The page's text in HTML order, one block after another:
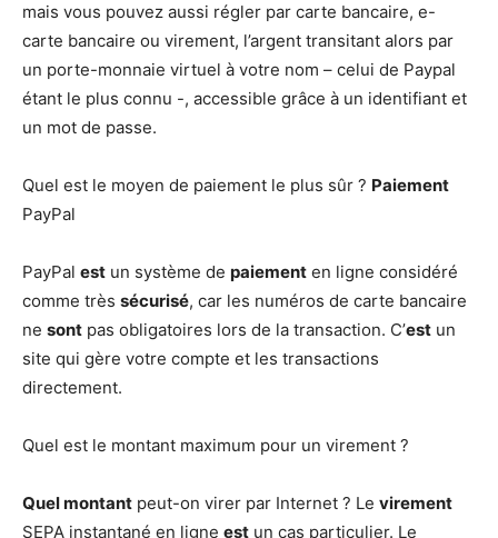
mais vous pouvez aussi régler par carte bancaire, e-
carte bancaire ou virement, l’argent transitant alors par
un porte-monnaie virtuel à votre nom – celui de Paypal
étant le plus connu -, accessible grâce à un identifiant et
un mot de passe.
Quel est le moyen de paiement le plus sûr ? Paiement
PayPal
PayPal est un système de paiement en ligne considéré
comme très sécurisé, car les numéros de carte bancaire
ne sont pas obligatoires lors de la transaction. C’est un
site qui gère votre compte et les transactions
directement.
Quel est le montant maximum pour un virement ?
Quel montant peut-on virer par Internet ? Le virement
SEPA instantané en ligne est un cas particulier. Le